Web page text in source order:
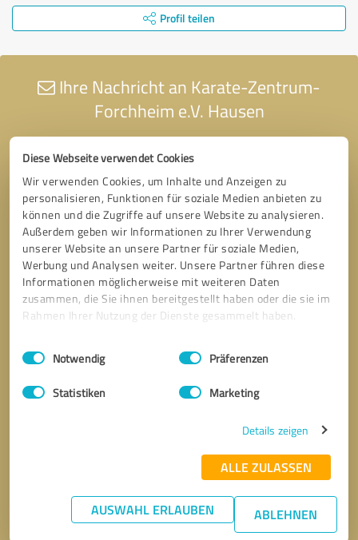
Diese Webseite verwendet Cookies
Wir verwenden Cookies, um Inhalte und Anzeigen zu
personalisieren, Funktionen für soziale Medien anbieten zu
können und die Zugriffe auf unsere Website zu analysieren.
Außerdem geben wir Informationen zu Ihrer Verwendung
unserer Website an unsere Partner für soziale Medien,
Werbung und Analysen weiter. Unsere Partner führen diese
Informationen möglicherweise mit weiteren Daten
zusammen, die Sie ihnen bereitgestellt haben oder die sie im
Rahmen Ihrer Nutzung der Dienste gesammelt haben.
Impressum Datenschutzbestimmungen
Einwilligungsauswahl
Notwendig Präferenzen
Statistiken Marketing
Details zeigen
ALLE ZULASSEN
AUSWAHL ERLAUBEN ABLEHNEN
Profil teilen
Ihre Nachricht an Karate-Zentrum-
Forchheim e.V. Hausen
* Erforderliche Angaben
Nachricht senden